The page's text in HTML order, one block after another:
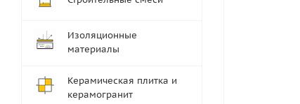
Изоляционные
материалы
Керамическая плитка и
керамогранит